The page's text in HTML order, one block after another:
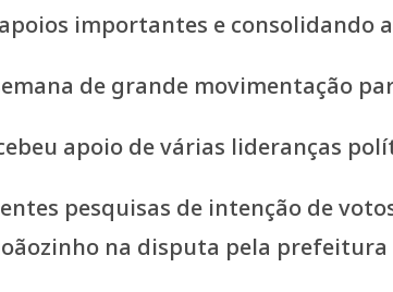
de grande movimentação
apoio de várias lideranças
pesquisas de intenção de
na disputa pela prefeitura